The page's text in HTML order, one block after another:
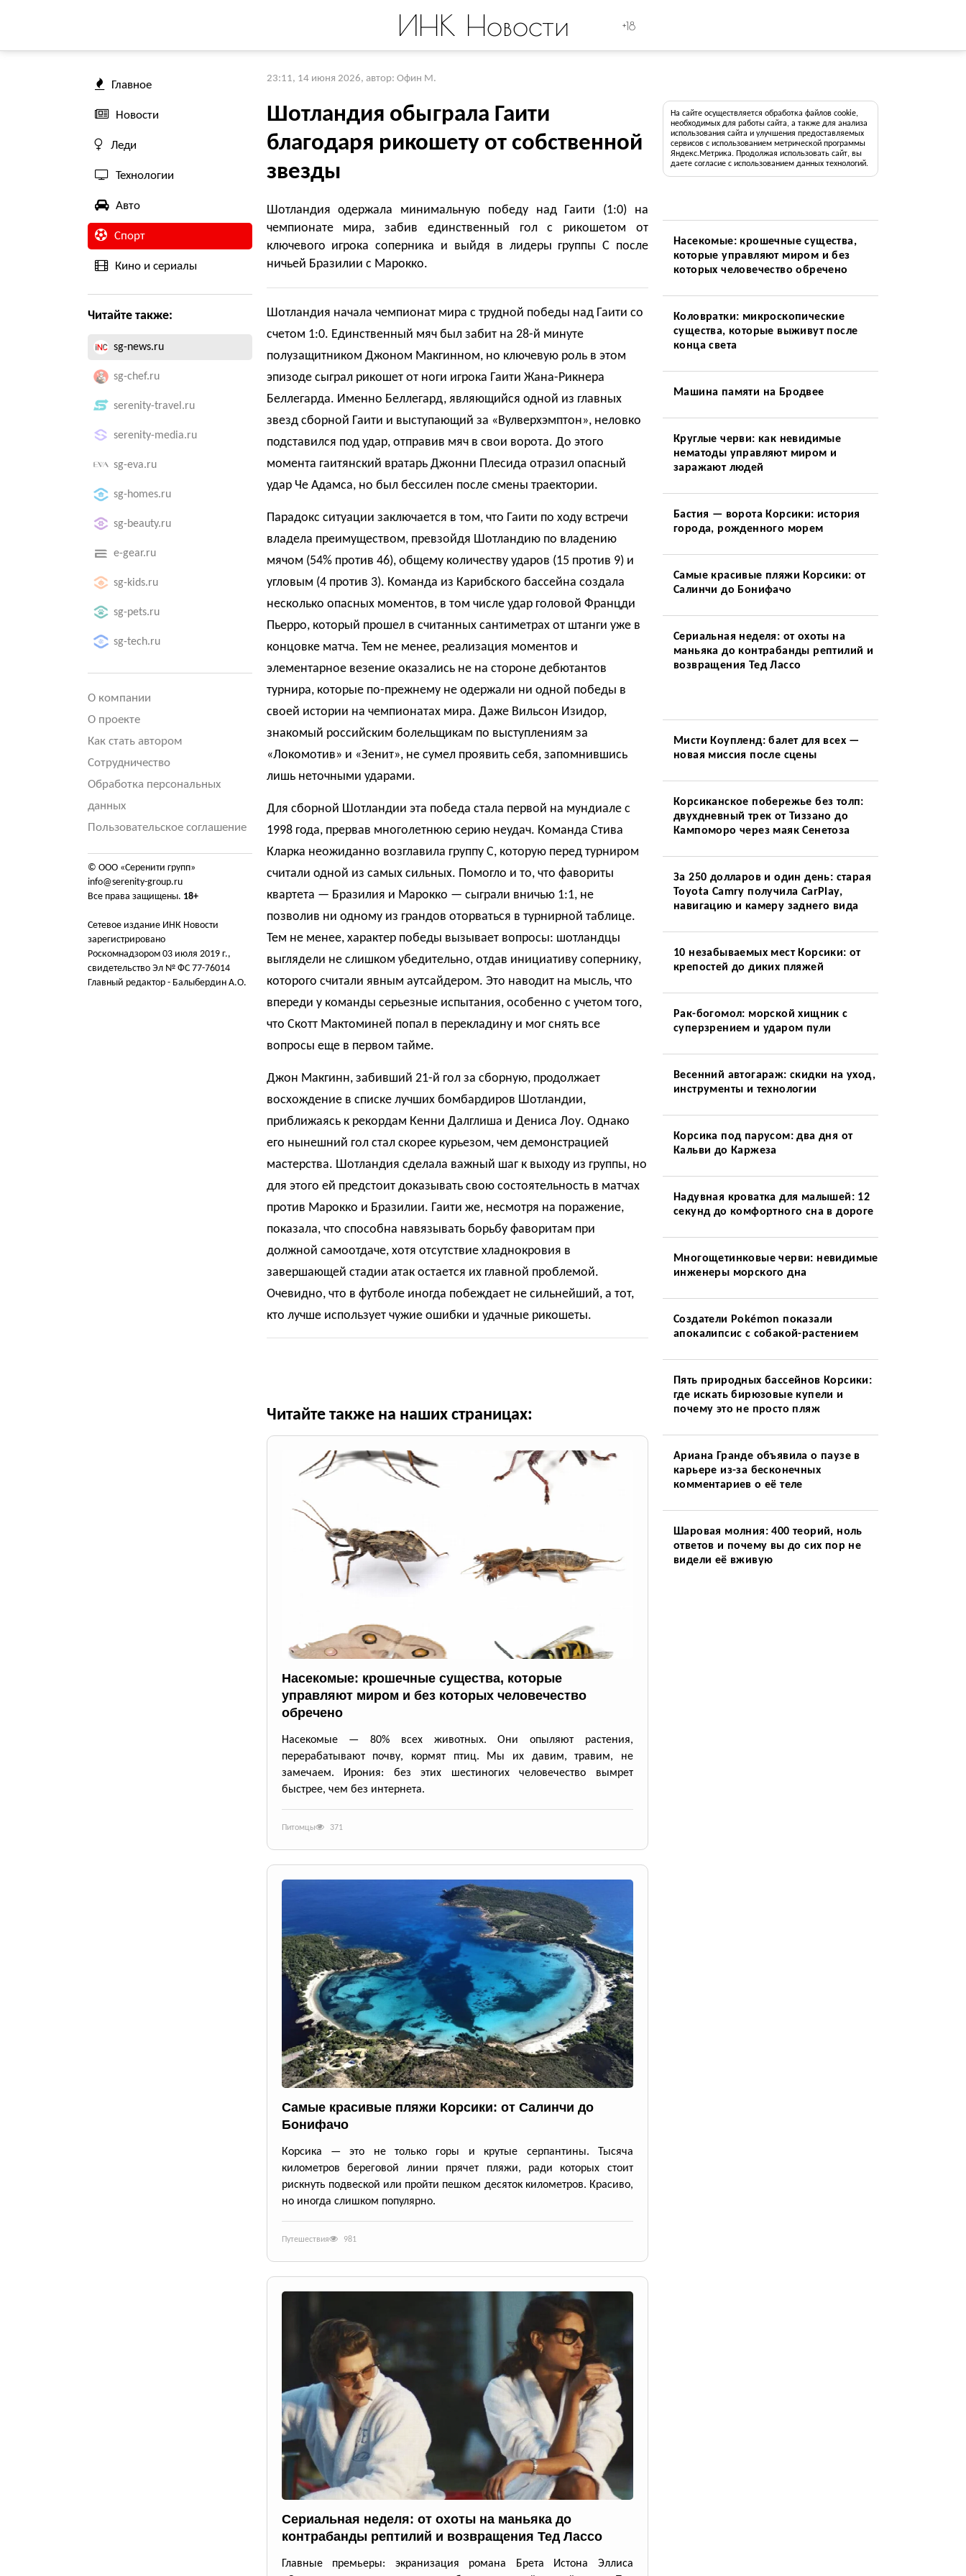
ИНК Новости +18
Главное
Новости
Леди
Технологии
Авто
Спорт
Кино и сериалы
Читайте также:
sg-news.ru
sg-chef.ru
serenity-travel.ru
serenity-media.ru
sg-eva.ru
sg-homes.ru
sg-beauty.ru
e-gear.ru
sg-kids.ru
sg-pets.ru
sg-tech.ru
О компании
О проекте
Как стать автором
Сотрудничество
Обработка персональных
данных
Пользовательское соглашение
© ООО «Серенити групп»
info@serenity-group.ru
Все права защищены. 18+
Сетевое издание ИНК Новости
зарегистрировано
Роскомнадзором 03 июля 2019 г.,
свидетельство Эл № ФС 77-76014
Главный редактор - Балыбердин А.О.
23:11, 14 июня 2026, автор: Офин М.
Шотландия обыграла Гаити
благодаря рикошету от собственной
звезды
Шотландия одержала минимальную победу над Гаити (1:0) на
чемпионате мира, забив единственный гол с рикошетом от
ключевого игрока соперника и выйдя в лидеры группы C после
ничьей Бразилии с Марокко.
Шотландия начала чемпионат мира с трудной победы над Гаити со
счетом 1:0. Единственный мяч был забит на 28-й минуте
полузащитником Джоном Макгинном, но ключевую роль в этом
эпизоде сыграл рикошет от ноги игрока Гаити Жана-Рикнера
Беллегарда. Именно Беллегард, являющийся одной из главных
звезд сборной Гаити и выступающий за «Вулверхэмптон», неловко
подставился под удар, отправив мяч в свои ворота. До этого
момента гаитянский вратарь Джонни Плесида отразил опасный
удар Че Адамса, но был бессилен после смены траектории.
Парадокс ситуации заключается в том, что Гаити по ходу встречи
владела преимуществом, превзойдя Шотландию по владению
мячом (54% против 46), общему количеству ударов (15 против 9) и
угловым (4 против 3). Команда из Карибского бассейна создала
несколько опасных моментов, в том числе удар головой Францди
Пьерро, который прошел в считанных сантиметрах от штанги уже в
концовке матча. Тем не менее, реализация моментов и
элементарное везение оказались не на стороне дебютантов
турнира, которые по-прежнему не одержали ни одной победы в
своей истории на чемпионатах мира. Даже Вильсон Изидор,
знакомый российским болельщикам по выступлениям за
«Локомотив» и «Зенит», не сумел проявить себя, запомнившись
лишь неточными ударами.
Для сборной Шотландии эта победа стала первой на мундиале с
1998 года, прервав многолетнюю серию неудач. Команда Стива
Кларка неожиданно возглавила группу C, которую перед турниром
считали одной из самых сильных. Помогло и то, что фавориты
квартета — Бразилия и Марокко — сыграли вничью 1:1, не
позволив ни одному из грандов оторваться в турнирной таблице.
Тем не менее, характер победы вызывает вопросы: шотландцы
выглядели не слишком убедительно, отдав инициативу сопернику,
которого считали явным аутсайдером. Это наводит на мысль, что
впереди у команды серьезные испытания, особенно с учетом того,
что Скотт Мактоминей попал в перекладину и мог снять все
вопросы еще в первом тайме.
Джон Макгинн, забивший 21-й гол за сборную, продолжает
восхождение в списке лучших бомбардиров Шотландии,
приближаясь к рекордам Кенни Далглиша и Дениса Лоу. Однако
его нынешний гол стал скорее курьезом, чем демонстрацией
мастерства. Шотландия сделала важный шаг к выходу из группы, но
для этого ей предстоит доказывать свою состоятельность в матчах
против Марокко и Бразилии. Гаити же, несмотря на поражение,
показала, что способна навязывать борьбу фаворитам при
должной самоотдаче, хотя отсутствие хладнокровия в
завершающей стадии атак остается их главной проблемой.
Очевидно, что в футболе иногда побеждает не сильнейший, а тот,
кто лучше использует чужие ошибки и удачные рикошеты.
Читайте также на наших страницах:
Насекомые: крошечные существа, которые
управляют миром и без которых человечество
обречено
Насекомые — 80% всех животных. Они опыляют растения,
перерабатывают почву, кормят птиц. Мы их давим, травим, не
замечаем. Ирония: без этих шестиногих человечество вымрет
быстрее, чем без интернета.
Питомцы 371
Самые красивые пляжи Корсики: от Салинчи до
Бонифачо
Корсика — это не только горы и крутые серпантины. Тысяча
километров береговой линии прячет пляжи, ради которых стоит
рискнуть подвеской или пройти пешком десяток километров. Красиво,
но иногда слишком популярно.
Путешествия 981
Сериальная неделя: от охоты на маньяка до
контрабанды рептилий и возвращения Тед Лассо
Главные премьеры: экранизация романа Брета Истона Эллиса
На сайте осуществляется обработка файлов cookie,
необходимых для работы сайта, а также для анализа
использования сайта и улучшения предоставляемых
сервисов с использованием метрической программы
Яндекс.Метрика. Продолжая использовать сайт, вы
даете согласие с использованием данных технологий.
Насекомые: крошечные существа,
которые управляют миром и без
которых человечество обречено
Коловратки: микроскопические
существа, которые выживут после
конца света
Машина памяти на Бродвее
Круглые черви: как невидимые
нематоды управляют миром и
заражают людей
Бастия — ворота Корсики: история
города, рожденного морем
Самые красивые пляжи Корсики: от
Салинчи до Бонифачо
Сериальная неделя: от охоты на
маньяка до контрабанды рептилий и
возвращения Тед Лассо
Мисти Коупленд: балет для всех —
новая миссия после сцены
Корсиканское побережье без толп:
двухдневный трек от Тиззано до
Кампоморо через маяк Сенетоза
За 250 долларов и один день: старая
Toyota Camry получила CarPlay,
навигацию и камеру заднего вида
10 незабываемых мест Корсики: от
крепостей до диких пляжей
Рак-богомол: морской хищник с
суперзрением и ударом пули
Весенний автогараж: скидки на уход,
инструменты и технологии
Корсика под парусом: два дня от
Кальви до Каржеза
Надувная кроватка для малышей: 12
секунд до комфортного сна в дороге
Многощетинковые черви: невидимые
инженеры морского дна
Создатели Pokémon показали
апокалипсис с собакой-растением
Пять природных бассейнов Корсики:
где искать бирюзовые купели и
почему это не просто пляж
Ариана Гранде объявила о паузе в
карьере из-за бесконечных
комментариев о её теле
Шаровая молния: 400 теорий, ноль
ответов и почему вы до сих пор не
видели её вживую